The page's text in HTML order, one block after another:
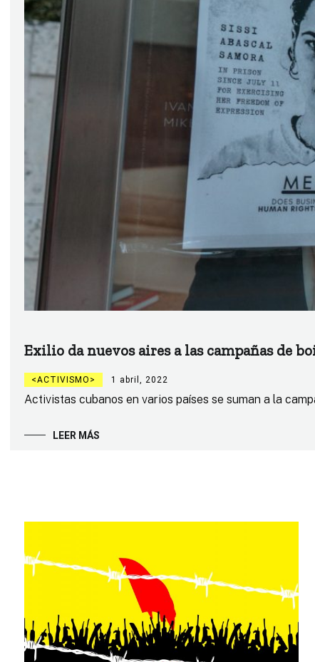
Exilio da nuevos aires a las campañas de
ACTIVISMO 1 abril, 2022
Activistas cubanos en varios países se suman a la
LEER MÁS